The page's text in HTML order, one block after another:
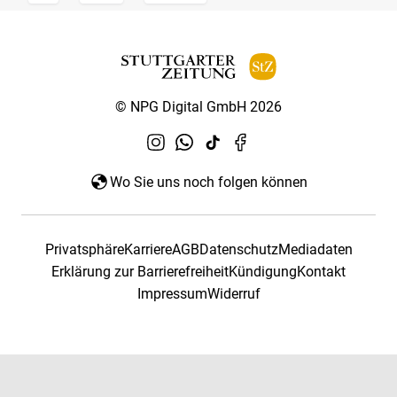
© NPG Digital GmbH 2026
Wo Sie uns noch folgen können
PrivatsphäreKarriereAGBDatenschutzMediadaten
Erklärung zur BarrierefreiheitKündigungKontakt
ImpressumWiderruf